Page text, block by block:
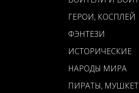
ГЕРОИ, КОСПЛЕЙ
ФЭНТЕЗИ
ИСТОРИЧЕСКИЕ
НАРОДЫ МИРА
ПИРАТЫ,